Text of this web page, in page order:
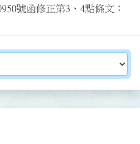
號函修正第3、4點條文；